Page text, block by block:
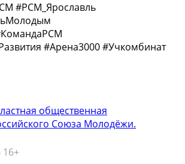
#РСМ_Ярославль
#Арена3000 #Учкомбинат
общественная
Союза Молодёжи.
16+